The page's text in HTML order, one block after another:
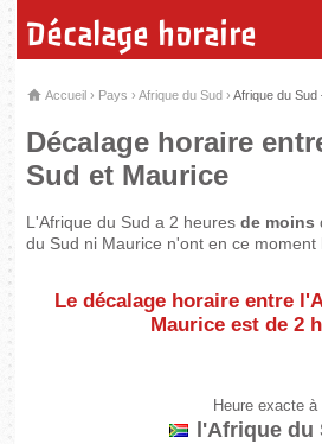
Décalage horaire
Accueil › Pays ›Afrique du Sud ›Afrique du Sud
Décalage horaire
Sud et Maurice
L'Afrique du Sud a 2 heuresde moins
du Sud ni Maurice n'ont en ce moment
Le décalage horaire entre
Maurice est de 2
Heure exacte à
l'Afrique du